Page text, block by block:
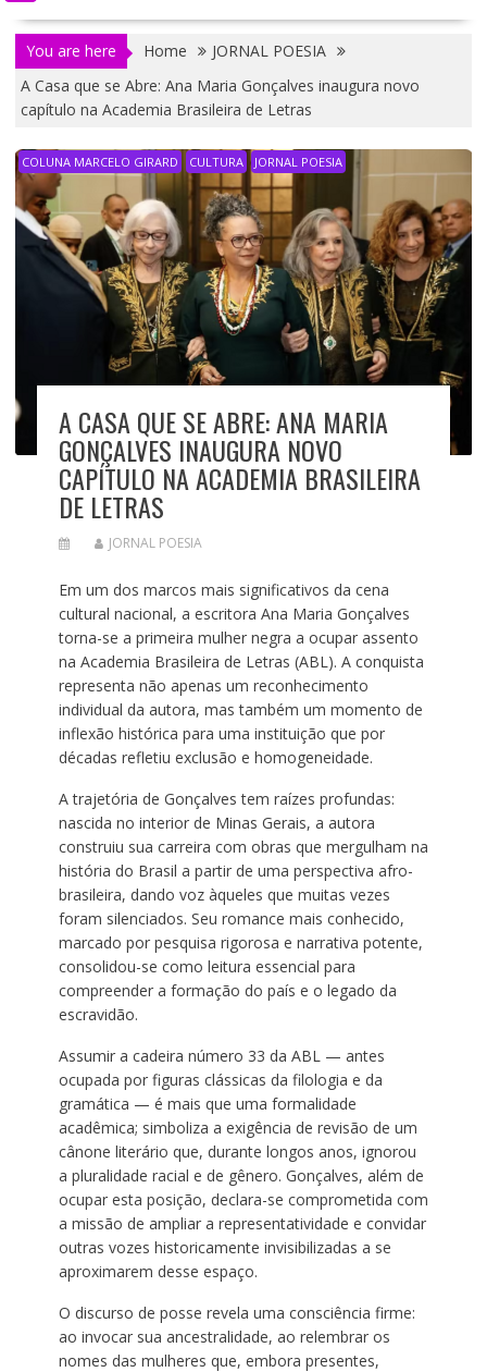
You are here Home
JORNAL POESIA
A Casa que se Abre: Ana Maria Gonçalves inaugura novo
capítulo na Academia Brasileira de Letras
COLUNA MARCELO GIRARD CULTURA JORNAL POESIA
A CASA QUE SE ABRE: ANA MARIA
GONÇALVES INAUGURA NOVO
CAPÍTULO NA ACADEMIA BRASILEIRA
DE LETRAS
JORNAL POESIA
Em um dos marcos mais significativos da cena
cultural nacional, a escritora Ana Maria Gonçalves
torna-se a primeira mulher negra a ocupar assento
na Academia Brasileira de Letras (ABL). A conquista
representa não apenas um reconhecimento
individual da autora, mas também um momento de
inflexão histórica para uma instituição que por
décadas refletiu exclusão e homogeneidade.
A trajetória de Gonçalves tem raízes profundas:
nascida no interior de Minas Gerais, a autora
construiu sua carreira com obras que mergulham na
história do Brasil a partir de uma perspectiva afro-
brasileira, dando voz àqueles que muitas vezes
foram silenciados. Seu romance mais conhecido,
marcado por pesquisa rigorosa e narrativa potente,
consolidou-se como leitura essencial para
compreender a formação do país e o legado da
escravidão.
Assumir a cadeira número 33 da ABL — antes
ocupada por figuras clássicas da filologia e da
gramática — é mais que uma formalidade
acadêmica; simboliza a exigência de revisão de um
cânone literário que, durante longos anos, ignorou
a pluralidade racial e de gênero. Gonçalves, além de
ocupar esta posição, declara-se comprometida com
a missão de ampliar a representatividade e convidar
outras vozes historicamente invisibilizadas a se
aproximarem desse espaço.
O discurso de posse revela uma consciência firme:
ao invocar sua ancestralidade, ao relembrar os
nomes das mulheres que, embora presentes,